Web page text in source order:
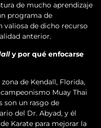
de mucho aprendizaje
programa de
de dicho recurso
anterior.
y por qué enfocarse
de Kendall, Florida,
Muay Thai
son un rasgo de
del Dr. Abyad, y él
Karate para mejorar la